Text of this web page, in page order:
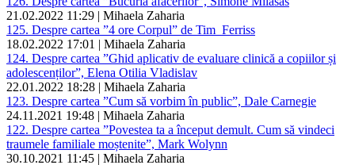
21.02.2022 11:29 | Mihaela Zaharia
125. Despre cartea ”4 ore Corpul” de Tim Ferriss
18.02.2022 17:01 | Mihaela Zaharia
124. Despre cartea ”Ghid aplicativ de evaluare clinică a copiilor și
adolescenților”, Elena Otilia Vladislav
22.01.2022 18:28 | Mihaela Zaharia
123. Despre cartea ”Cum să vorbim în public”, Dale Carnegie
24.11.2021 19:48 | Mihaela Zaharia
122. Despre cartea ”Povestea ta a început demult. Cum să vindeci
traumele familiale moștenite”, Mark Wolynn
30.10.2021 11:45 | Mihaela Zaharia